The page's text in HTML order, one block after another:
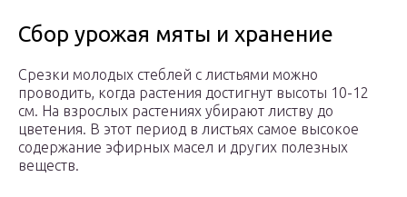
Сбор урожая мяты и хранение
Срезки молодых стеблей с листьями можно
проводить, когда растения достигнут высоты 10-12
см. На взрослых растениях убирают листву до
цветения. В этот период в листьях самое высокое
содержание эфирных масел и других полезных
веществ.